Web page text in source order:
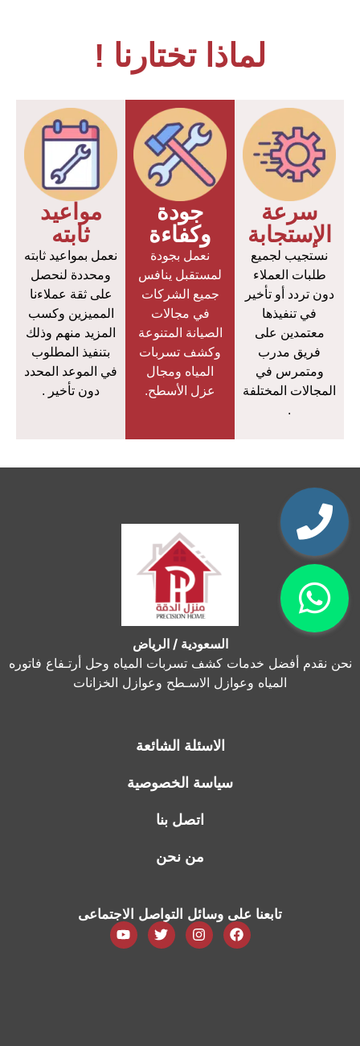
لماذا تختارنا !
سرعة
الإستجابة
نستجيب لجميع
طلبات العملاء
دون تردد أو تأخير
في تنفيذها
معتمدين على
فريق مدرب
ومتمرس في
المجالات المختلفة
.
جودة
وكفاءة
نعمل بجودة
لمستقبل ينافس
جميع الشركات
في مجالات
الصيانة المتنوعة
وكشف تسربات
المياه ومجال
عزل الأسطح.
مواعيد
ثابته
نعمل بمواعيد ثابته
ومحددة لنحصل
على ثقة عملاءنا
المميزين وكسب
المزيد منهم وذلك
بتنفيذ المطلوب
في الموعد المحدد
دون تأخير .
السعودية / الرياض
نحن نقدم أفضل خدمات كشف تسربات المياه وحل أرتـفاع فاتوره
المياه وعوازل الاسـطح وعوازل الخزانات
الاسئلة الشائعة
سياسة الخصوصية
اتصل بنا
من نحن
تابعنا على وسائل التواصل الاجتماعى